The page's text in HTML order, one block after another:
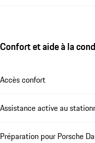
Confort et aide à la
Accès confort
Assistance active au
Préparation pour Porsche